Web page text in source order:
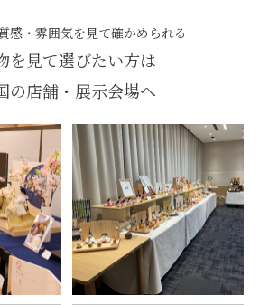
感・雰囲気を見て確かめられる
を見て選びたい方は
の店舗・展示会場へ